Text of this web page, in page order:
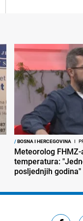
/BOSNA I HERCEGOVINA I
Meteorolog
temperatura:
posljednjih godina"